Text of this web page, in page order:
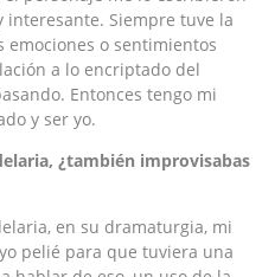
interesante. Siempre tuve la
o sentimientos
a lo encriptado del
Entonces tengo mi
y ser yo.
¿también improvisabas
en su dramaturgia, mi
pelié para que tuviera una